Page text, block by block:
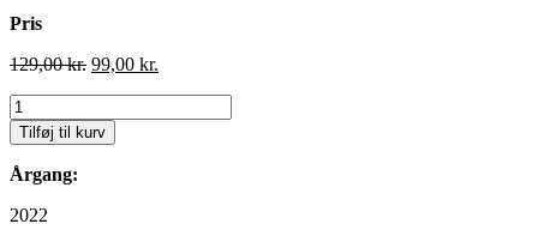
Pris
129,00kr. Den
var:
129,00 kr..
99,00 kr.
2022
Signargues
Cuvée
Domaine
d'Andézon,
Côtes
Tilføj til kurv
Årgang:
2022